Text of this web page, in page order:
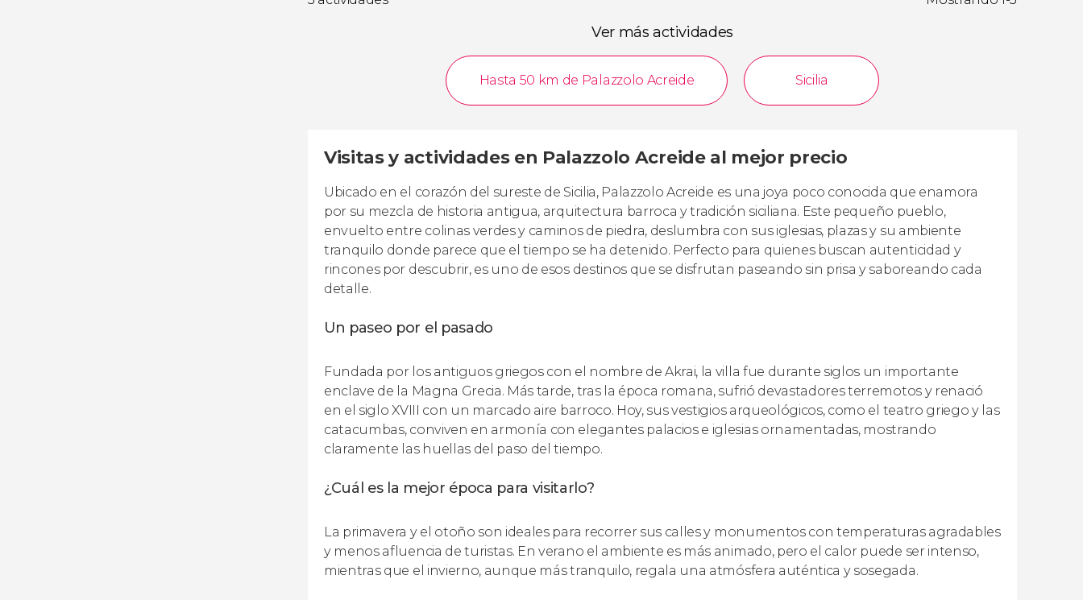
Ver más actividades
Hasta 50 km de Palazzolo Acreide Sicilia
Visitas y actividades en Palazzolo Acreide al mejor precio
Ubicado en el corazón del sureste de Sicilia, Palazzolo Acreide es una joya poco conocida que enamora
por su mezcla de historia antigua, arquitectura barroca y tradición siciliana. Este pequeño pueblo,
envuelto entre colinas verdes y caminos de piedra, deslumbra con sus iglesias, plazas y su ambiente
tranquilo donde parece que el tiempo se ha detenido. Perfecto para quienes buscan autenticidad y
rincones por descubrir, es uno de esos destinos que se disfrutan paseando sin prisa y saboreando cada
detalle.
Un paseo por el pasado
Fundada por los antiguos griegos con el nombre de Akrai, la villa fue durante siglos un importante
enclave de la Magna Grecia. Más tarde, tras la época romana, sufrió devastadores terremotos y renació
en el siglo XVIII con un marcado aire barroco. Hoy, sus vestigios arqueológicos, como el teatro griego y las
catacumbas, conviven en armonía con elegantes palacios e iglesias ornamentadas, mostrando
claramente las huellas del paso del tiempo.
¿Cuál es la mejor época para visitarlo?
La primavera y el otoño son ideales para recorrer sus calles y monumentos con temperaturas agradables
y menos afluencia de turistas. En verano el ambiente es más animado, pero el calor puede ser intenso,
mientras que el invierno, aunque más tranquilo, regala una atmósfera auténtica y sosegada.